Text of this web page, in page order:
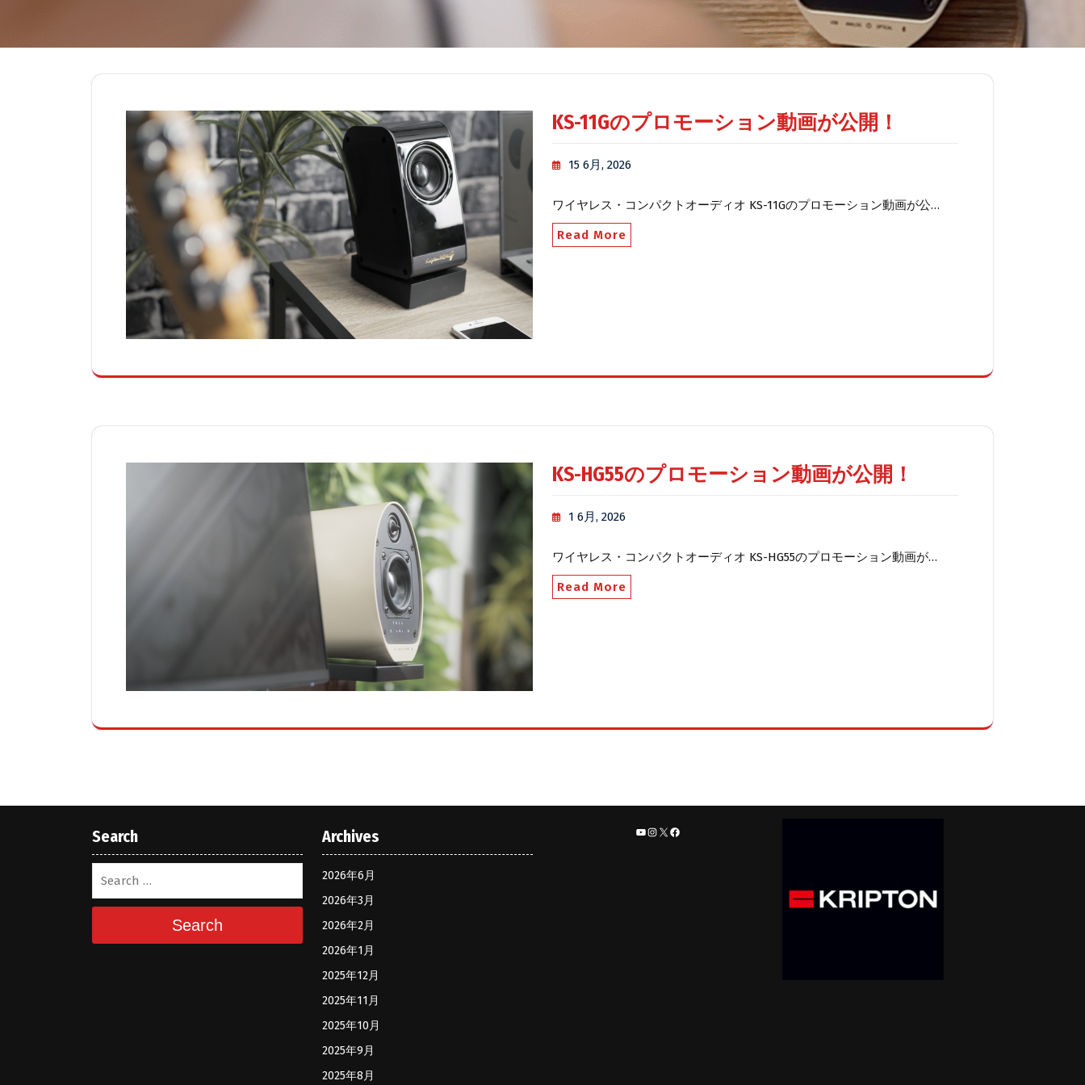
KS-11Gのプロモーション動画が公開！
15 6月, 2026
ワイヤレス・コンパクトオーディオ KS-11Gのプロモーション動画が公…
Read More
KS-HG55のプロモーション動画が公開！
1 6月, 2026
ワイヤレス・コンパクトオーディオ KS-HG55のプロモーション動画が…
Read More
Search
Search
Archives
2026年6月
2026年3月
2026年2月
2026年1月
2025年12月
2025年11月
2025年10月
2025年9月
2025年8月
YouTube
Instagram
X Facebook